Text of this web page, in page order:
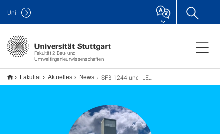
Fakultät 2: Bau- und
Umweltingenieurwissenschaften
Uni
Fakultät Aktuelles News SFB 1244 und ILEK mit spektakulärem Ultraleichtbau auf der IBA'27